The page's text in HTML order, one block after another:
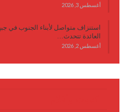
أغسطس 3, 2026
استنزاف متواصل لأبناء الجنوب في
العائدة تتحدث…
أغسطس 2, 2026